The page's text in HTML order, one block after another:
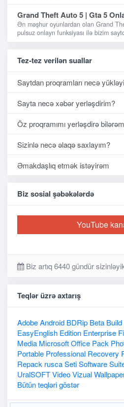
Grand Theft Auto 5 | Gta 5
Ən məşhur oyunlardan olan Grand
pulsuz onlayn funksiyası ilə bizim
Tez-tez verilən suallar
Saytdan proqramları necə
Sayta necə xəbər yerləşdirim?
Öz proqramımı yerləşdirə
Sizinlə necə əlaqə saxlayım?
Əmakdaşlıq etmək istəyirəm
Biz sosial şəbəkələrdə
YouTube
Biz artıq 6440 gündür
Teqlər üzrə axtarış
AdobeAndroid BDRip Beta Build
EasyEnglish Edition Enterprise
Media MicrosoftOffice Pack
Portable Professional Recovery
Repack ruscaSetiSoftware
UralSOFTVideoVizual
Bütün teqləri göstər